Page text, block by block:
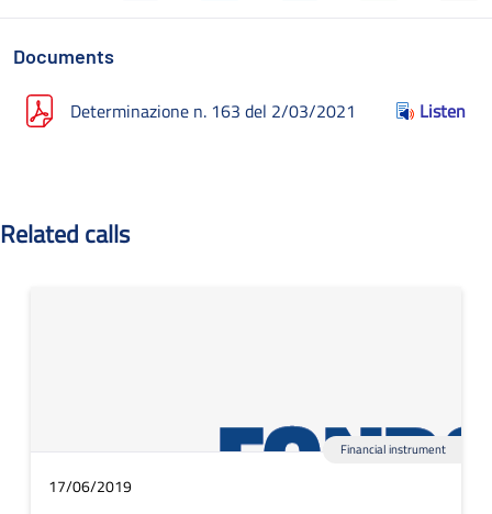
Documents
Determinazione n. 163 del 2/03/2021 Listen
Related calls
Financial instrument
17/06/2019